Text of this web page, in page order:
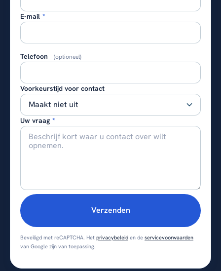
E-mail *
Telefoon (optioneel)
Voorkeurstijd voor contact
Uw vraag *
Verzenden
Beveiligd met reCAPTCHA. Het privacybeleid en de servicevoorwaarden
van Google zijn van toepassing.